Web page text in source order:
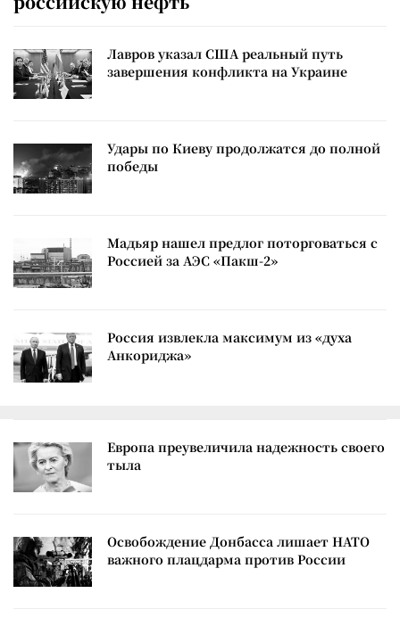
Лавров указал США реальный путь
завершения конфликта на Украине
Удары по Киеву продолжатся до полной
победы
Мадьяр нашел предлог поторговаться с
Россией за АЭС «Пакш-2»
Россия извлекла максимум из «духа
Анкориджа»
Европа преувеличила надежность своего
тыла
Освобождение Донбасса лишает НАТО
важного плацдарма против России